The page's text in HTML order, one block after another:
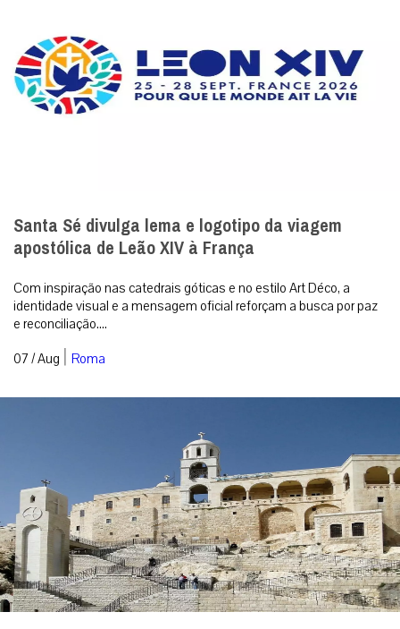
Santa Sé divulga lema e logotipo da viagem
apostólica de Leão XIV à França
Com inspiração nas catedrais góticas e no estilo Art Déco, a
identidade visual e a mensagem oficial reforçam a busca por paz
e reconciliação....
07 / Aug | Roma